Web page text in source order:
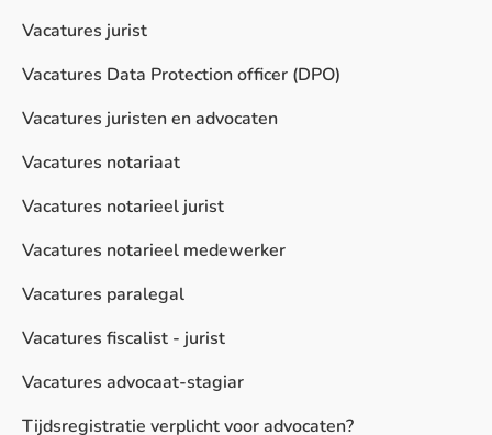
Vacatures jurist
Vacatures Data Protection officer (DPO)
Vacatures juristen en advocaten
Vacatures notariaat
Vacatures notarieel jurist
Vacatures notarieel medewerker
Vacatures paralegal
Vacatures fiscalist - jurist
Vacatures advocaat-stagiar
Tijdsregistratie verplicht voor advocaten?